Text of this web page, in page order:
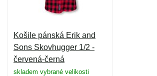
Košile pánská Erik and
Sons Skovhugger 1/2 -
červená-černá
skladem vybrané velikosti